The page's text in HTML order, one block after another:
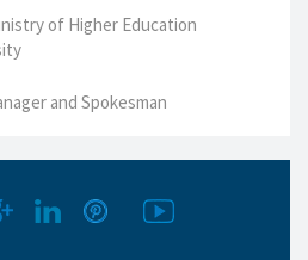
of Higher Education
and Spokesman